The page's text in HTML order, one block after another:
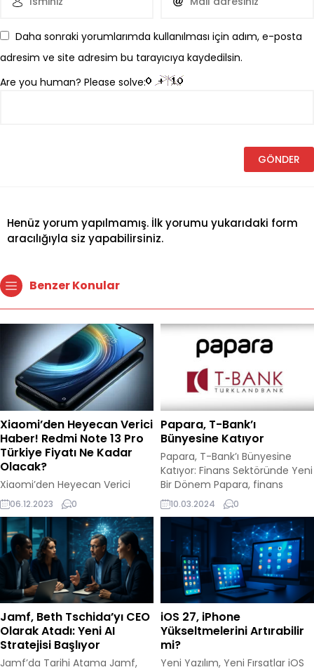
Daha sonraki yorumlarımda kullanılması için adım, e-posta
adresim ve site adresim bu tarayıcıya kaydedilsin.
Are you human? Please solve:
Henüz yorum yapılmamış. İlk yorumu yukarıdaki form
aracılığıyla siz yapabilirsiniz.
Benzer Konular
Xiaomi’den Heyecan Verici
Haber! Redmi Note 13 Pro
Türkiye Fiyatı Ne Kadar
Olacak?
Xiaomi’den Heyecan Verici
Haber: Redmi Note 13 Pro Serisi
Küresel Pazara Giriş Yapıyor!
Xiaomi’nin popüler serisi Redmi
Note, yeni üyeleriyle küresel
pazarda boy göstermeye
hazırlanıyor. Şirket, serinin
lansman tarihini duyurdu.
Redmi Note 13 Pro Türkiye fiyatı
tahminleri de konuşulmaya
başlandı. İşte detaylar…
Xiaomi’nin alt markası olan
Redmi, akıllı telefon...
06.12.2023 0
Papara, T-Bank’ı
Bünyesine Katıyor
Papara, T-Bank’ı Bünyesine
Katıyor: Finans Sektöründe Yeni
Bir Dönem Papara, finans
sektöründe önemli bir adım
atarak T-Bank’ın tüm hisselerini
satın alma yolunda ilerliyor. Bu
hamle, Papara’nın bankacılık
sektörüne yenilikçi yaklaşımlar
sunma hedefi doğrultusunda
gerçekleşiyor. Yerel fintech
lideri Papara, bu stratejik satın
alma ile birlikte, bir süper
uygulama olma yolunda
önemli...
10.03.2024 0
Jamf, Beth Tschida’yı CEO
Olarak Atadı: Yeni AI
Stratejisi Başlıyor
Jamf’da Tarihi Atama Jamf,
iOS 27, iPhone
Yükseltmelerini Artırabilir
mi?
Yeni Yazılım, Yeni Fırsatlar iOS